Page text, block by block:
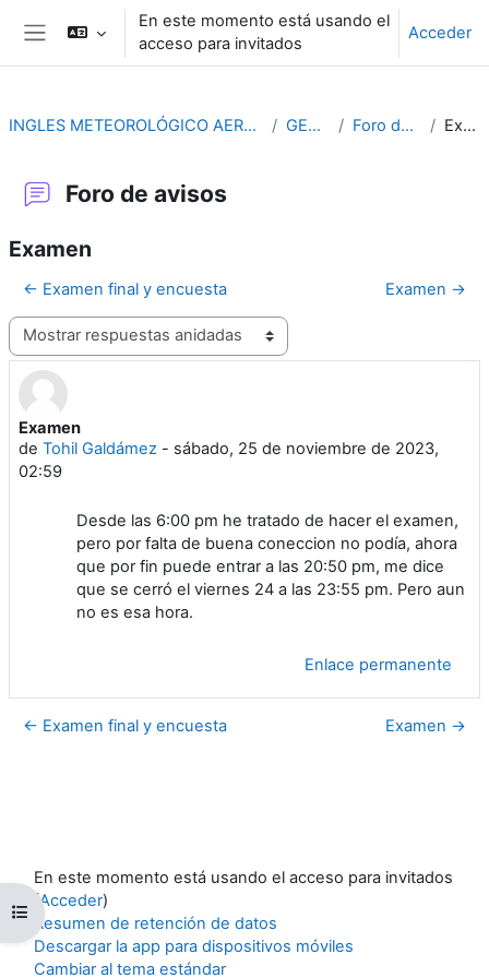
Salta al contenido principal
Panel lateral
En este momento está usando el
acceso para invitados
Acceder
Abrir índice del curso
INGLES METEOROLÓGICO AERONAUTICO (4ª ED.) GENERAL Foro de avisos Examen
Foro de avisos
Examen
← Examen final y encuesta
Examen →
Mostrar modo
Examen
de Tohil Galdámez - sábado, 25 de noviembre de 2023,
02:59
Número de respuestas: 0
Desde las 6:00 pm he tratado de hacer el examen,
pero por falta de buena coneccion no podía, ahora
que por fin puede entrar a las 20:50 pm, me dice
que se cerró el viernes 24 a las 23:55 pm. Pero aun
no es esa hora.
Enlace permanente
← Examen final y encuesta Examen →
En este momento está usando el acceso para invitados
(Acceder)
Resumen de retención de datos
Descargar la app para dispositivos móviles
Cambiar al tema estándar